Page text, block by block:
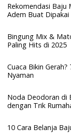
Rekomendasi Baju
Adem Buat Dipakai
Bingung Mix &
Paling Hits di 2025
Cuaca Bikin
Nyaman
Noda Deodoran di
dengan Trik
10 Cara Belanja